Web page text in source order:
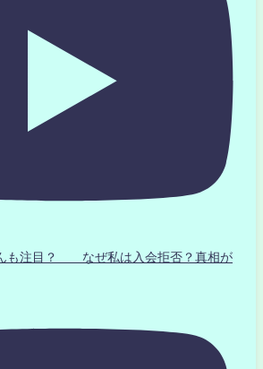
も注目？ なぜ私は入会拒否？真相が